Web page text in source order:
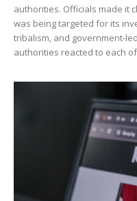
authorities. Officials made it
was being targeted for its
tribalism, and government-
authorities reacted to each